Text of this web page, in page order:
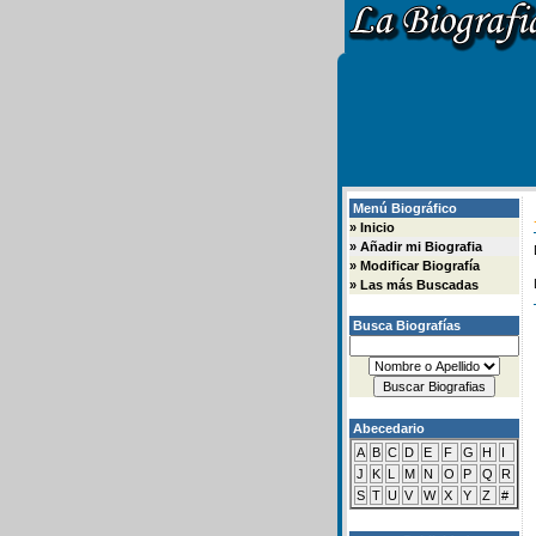
Menú Biográfico
» Inicio
» Añadir mi Biografia
» Modificar Biografía
» Las más Buscadas
Busca Biografías
Abecedario
A B C D E F G H
I
J
K L M N O P Q
R
S T U V W X Y Z #